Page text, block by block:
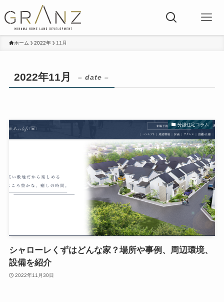
ホーム 2022年 11月
2022年11月 – date –
分譲住宅コラム
シャローレくずはどんな家？場所や事例、周辺環境、
設備を紹介
2022年11月30日